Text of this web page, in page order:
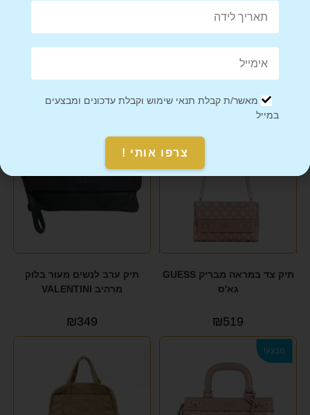
Pin This Product
מוצרים קשורים
תיק צד במראה מבריק GUESS
גא'ס
₪519
תיק ערב לנשים מעור בלוק
מרהיב VALENTINI
₪349
מבצע!
מאשר/ת קבלת תנאי שימוש וקבלת עדכונים ומבצעים
במייל
צרפו אותי !